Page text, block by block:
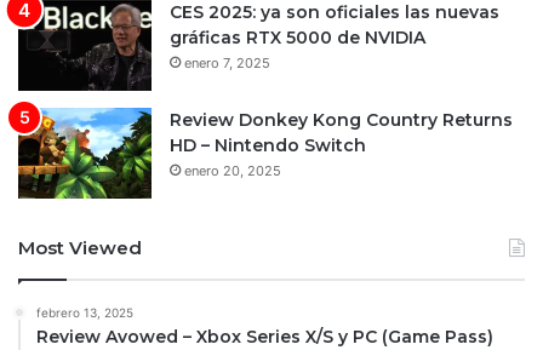
CES 2025: ya son oficiales las nuevas
gráficas RTX 5000 de NVIDIA
enero 7, 2025
Review Donkey Kong Country Returns
HD – Nintendo Switch
enero 20, 2025
Most Viewed
febrero 13, 2025
Review Avowed – Xbox Series X/S y PC (Game Pass)